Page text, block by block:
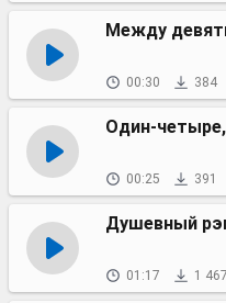
00:30 384
Один-
00:25 391
Душевный
01:17 1 467